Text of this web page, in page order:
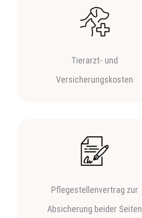
Tierarzt- und
Versicherungskosten
Pflegestellenvertrag zur
Absicherung beider Seiten